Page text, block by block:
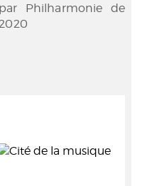
Philharmonie de